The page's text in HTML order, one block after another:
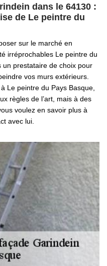
dans le 64130 :
de Le peintre du
sur le marché en
irréprochables Le peintre du
un prestataire de choix pour
vos murs extérieurs.
Le peintre du Pays Basque,
règles de l’art, mais à des
voulez en savoir plus à
avec lui.